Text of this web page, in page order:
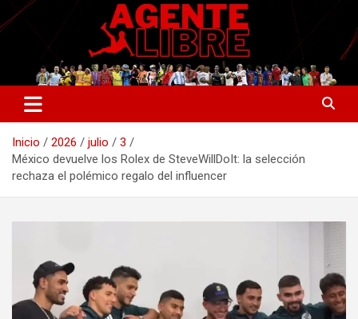
Saltar
al
Agente Libre Digital
La nueva generación del periodismo deportivo.
Inicio 2026 julio
3
México devuelve los Rolex de SteveWillDoIt: la selección
rechaza el polémico regalo del influencer